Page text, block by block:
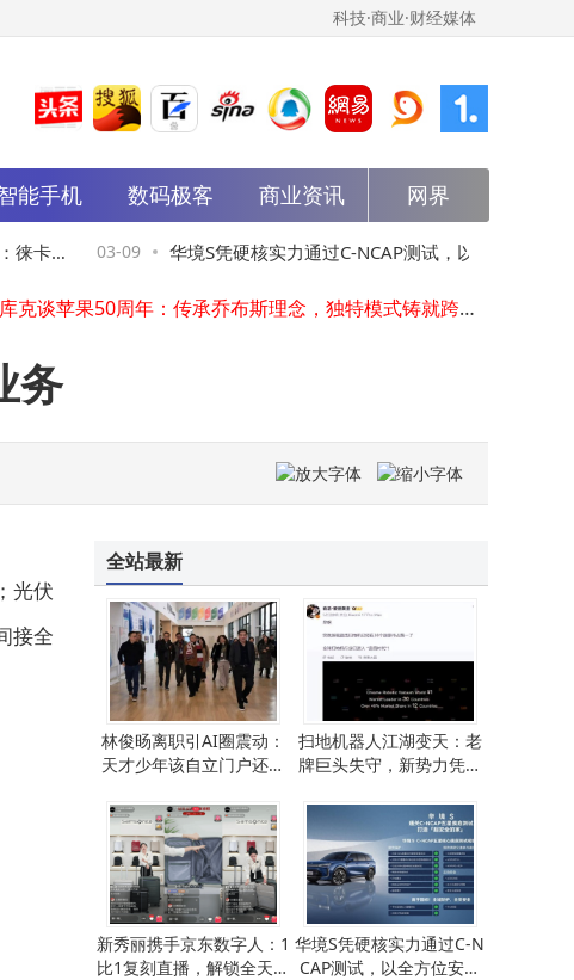
科技·商业·财经媒体
能手机 数码极客 商业资讯 网界
卡设 03-09 华境S凭硬核实力通过C-NCAP测试，以全方
位安全守护全家出行
松延动力新专利可使仿生机器人表情更逼真
微信广告精准投放全攻略：大数据驱动，从定位到转化一步到位
智能办公本怎么选？科大讯飞X5等四款热门产品功能特色大比拼，帮你找到心头好
库克谈苹果50周年：传承乔布斯理念，独特模式铸就跨越世纪活力
松延动力新专利可使仿生机器人表情更逼真
微信广告精准投放全攻略：大数据驱动，从定位到转化一步到位
务
光伏
接全
全站最新
林俊旸离职引AI圈震动：
天才少年该自立门户还是
扫地机器人江湖变天：老
牌巨头失守，新势力凭何
新秀丽携手京东数字人：1
比1复刻直播，解锁全天候
华境S凭硬核实力通过C-N
CAP测试，以全方位安全